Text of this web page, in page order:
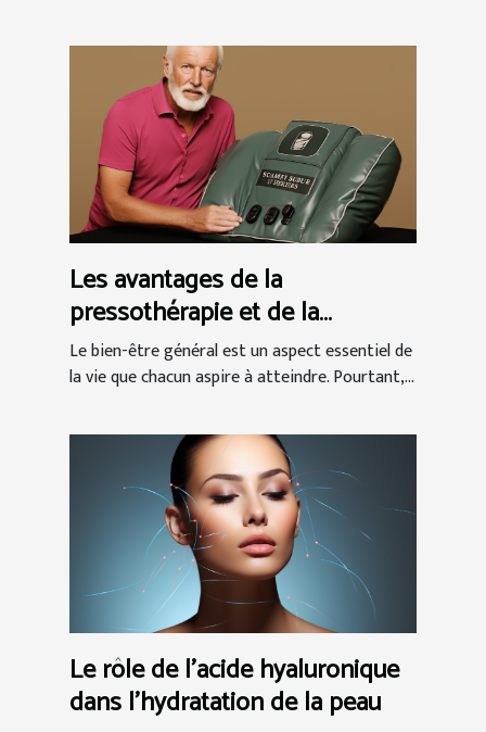
Les avantages de la
pressothérapie et de la
massothérapie pour le bien-
être général
Le bien-être général est un aspect essentiel de
la vie que chacun aspire à atteindre. Pourtant,...
Le rôle de l'acide hyaluronique
dans l'hydratation de la peau